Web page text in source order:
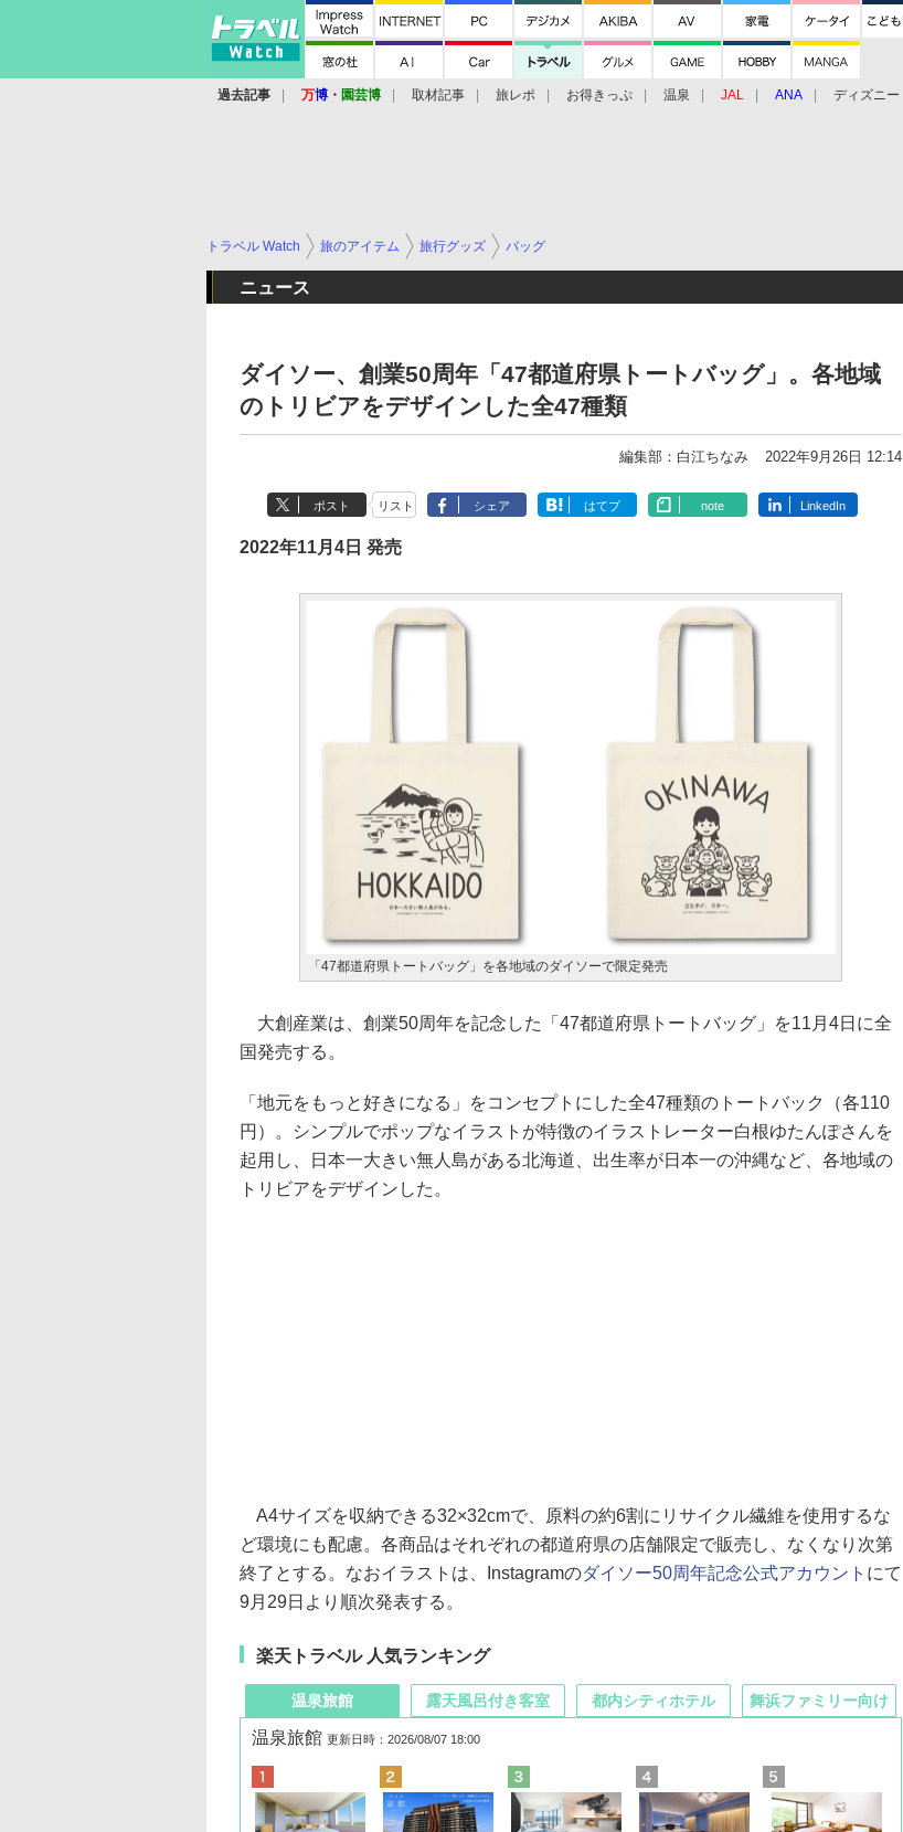
過去記事 万博 ・ 園芸博 取材記事 旅レポ お得きっぷ 温泉 JAL ANA ディズニー
トラベル Watch 旅のアイテム 旅行グッズ バッグ
ニュース
ダイソー、創業50周年「47都道府県トートバッグ」。各地域
のトリビアをデザインした全47種類
編集部：白江ちなみ 2022年9月26日 12:14
ポスト リスト シェア はてブ note LinkedIn
2022年11月4日 発売
「47都道府県トートバッグ」を各地域のダイソーで限定発売
大創産業は、創業50周年を記念した「47都道府県トートバッグ」を11月4日に全
国発売する。
「地元をもっと好きになる」をコンセプトにした全47種類のトートバック（各110
円）。シンプルでポップなイラストが特徴のイラストレーター白根ゆたんぽさんを
起用し、日本一大きい無人島がある北海道、出生率が日本一の沖縄など、各地域の
トリビアをデザインした。
A4サイズを収納できる32×32cmで、原料の約6割にリサイクル繊維を使用するな
ど環境にも配慮。各商品はそれぞれの都道府県の店舗限定で販売し、なくなり次第
終了とする。なおイラストは、Instagramのダイソー50周年記念公式アカウント にて
9月29日より順次発表する。
楽天トラベル 人気ランキング
温泉旅館
温泉旅館 更新日時：2026/08/07 18:00
露天風呂付き客室 都内シティホテル 舞浜ファミリー向け